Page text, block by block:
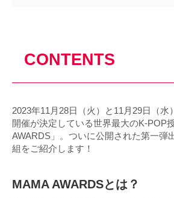
CONTENTS
2023年11月28日（火）と11月29日（水
開催が決定している世界最大のK-POP
AWARDS」。ついに公開された第一弾
組をご紹介します！
MAMA AWARDSとは？